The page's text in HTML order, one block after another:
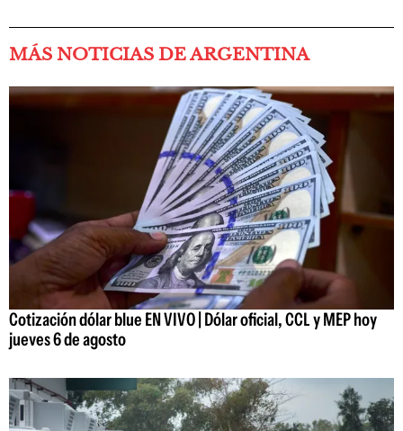
MÁS NOTICIAS DE ARGENTINA
Cotización dólar blue EN VIVO | Dólar oficial, CCL y MEP hoy
jueves 6 de agosto